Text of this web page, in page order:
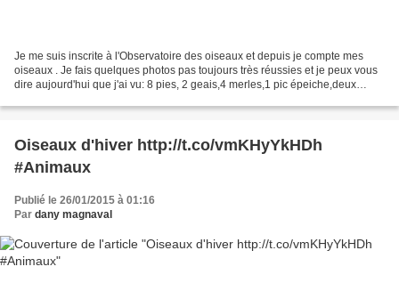
Je me suis inscrite à l'Observatoire des oiseaux et depuis je compte mes
oiseaux . Je fais quelques photos pas toujours très réussies et je peux vous
dire aujourd'hui que j'ai vu: 8 pies, 2 geais,4 merles,1 pic épeiche,deux
Oiseaux d'hiver http://t.co/vmKHyYkHDh
#Animaux
Publié le 26/01/2015 à 01:16
Par dany magnaval